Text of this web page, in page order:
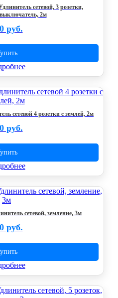
сетевой, 3 розетки,
выключатель, 2м
руб.
сетевой 4 розетки с землей, 2м
руб.
сетевой, земление, 3м
руб.